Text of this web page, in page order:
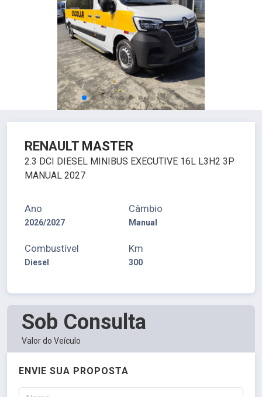
RENAULT MASTER
2.3 DCI DIESEL MINIBUS EXECUTIVE 16L L3H2 3P
MANUAL 2027
Ano
2026/2027
Câmbio
Manual
Combustível
Diesel
Km
300
Sob Consulta
Valor do Veículo
ENVIE SUA PROPOSTA